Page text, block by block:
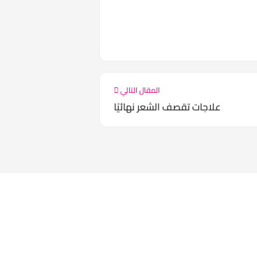
المقال التالي
علاجات تقصف الشعر نهائيًا